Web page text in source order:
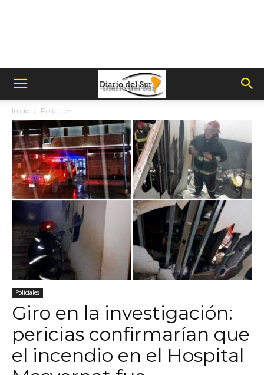
Inicio Policiales
Policiales
Giro en la investigación:
pericias confirmarían que
el incendio en el Hospital